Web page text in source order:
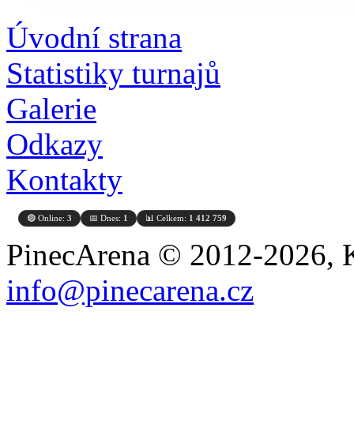
Úvodní strana
Statistiky turnajů
Galerie
Odkazy
Kontakty
🟢 Online: 3 📅 Dnes: 1 📊 Celkem: 1 412 759
PinecArena © 2012-2026,
info@pinecarena.cz